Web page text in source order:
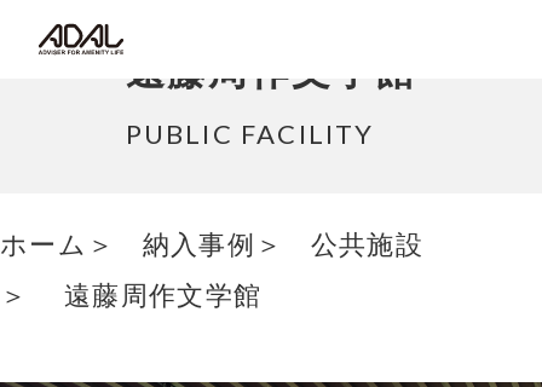
コラム
最新情報/ニュース
遠藤周作文学館
PUBLIC FACILITY
ホーム 納入事例
公共施設
遠藤周作文学館